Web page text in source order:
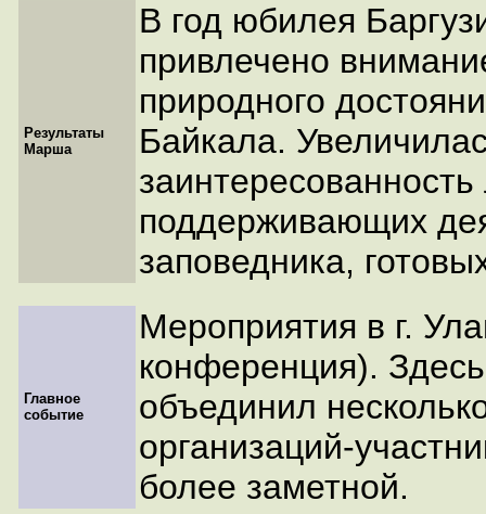
Результаты
Марша
В год юбилея
привлечено
природного
Байкала.
поддерживающих
заповедника,
Главное
событие
Мероприятия в г.
конференция).
объединил
организаций-
более заметной.